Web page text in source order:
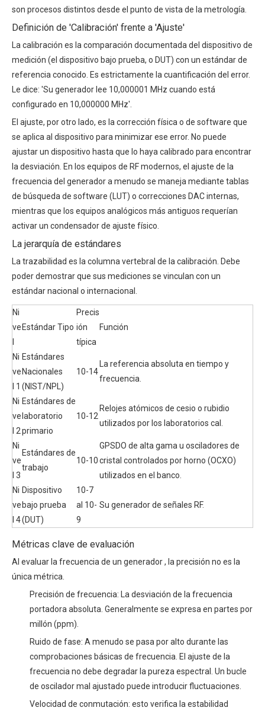
son procesos distintos desde el punto de vista de la metrología.
Definición de 'Calibración' frente a 'Ajuste'
La calibración es la comparación documentada del dispositivo de
medición (el dispositivo bajo prueba, o DUT) con un estándar de
referencia conocido. Es estrictamente la cuantificación del error.
Le dice: 'Su generador lee 10,000001 MHz cuando está
configurado en 10,000000 MHz'.
El ajuste, por otro lado, es la corrección física o de software que
se aplica al dispositivo para minimizar ese error. No puede
ajustar un dispositivo hasta que lo haya calibrado para encontrar
la desviación. En los equipos de RF modernos, el ajuste de la
frecuencia del generador a menudo se maneja mediante tablas
de búsqueda de software (LUT) o correcciones DAC internas,
mientras que los equipos analógicos más antiguos requerían
activar un condensador de ajuste físico.
La jerarquía de estándares
La trazabilidad es la columna vertebral de la calibración. Debe
poder demostrar que sus mediciones se vinculan con un
estándar nacional o internacional.
Ni
ve Estándar Tipo
Precis
ión
típica
Función
Ni
ve
l 1
Estándares
Nacionales
(NIST/NPL)
10-14
La referencia absoluta en tiempo y
frecuencia.
Ni
ve
l 2
Estándares de
laboratorio
primario
10-12
Relojes atómicos de cesio o rubidio
utilizados por los laboratorios cal.
Ni
ve
l 3
Estándares de
trabajo
10-10
GPSDO de alta gama u osciladores de
cristal controlados por horno (OCXO)
utilizados en el banco.
Ni
ve
l 4
Dispositivo
bajo prueba
(DUT)
10-7
al 10-
9
Su generador de señales RF.
Métricas clave de evaluación
Al evaluar la frecuencia de un generador, la precisión no es la
única métrica.
Precisión de frecuencia: La desviación de la frecuencia
portadora absoluta. Generalmente se expresa en partes por
millón (ppm).
Ruido de fase: A menudo se pasa por alto durante las
comprobaciones básicas de frecuencia. El ajuste de la
frecuencia no debe degradar la pureza espectral. Un bucle
de oscilador mal ajustado puede introducir fluctuaciones.
Velocidad de conmutación: esto verifica la estabilidad